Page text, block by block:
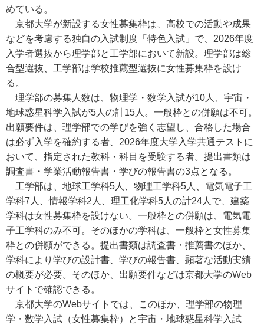
めている。
京都大学が新設する女性募集枠は、高校での活動や成果
などを考慮する独自の入試制度「特色入試」で、2026年度
入学者選抜から理学部と工学部において新設。理学部は総
合型選抜、工学部は学校推薦型選抜に女性募集枠を設け
る。
理学部の募集人数は、物理学・数学入試が10人、宇宙・
地球惑星科学入試が5人の計15人。一般枠との併願は不可。
出願要件は、理学部での学びを強く志望し、合格した場合
は必ず入学を確約する者、2026年度大学入学共通テストに
おいて、指定された教科・科目を受験する者。提出書類は
調査書・学業活動報告書・学びの報告書の3点となる。
工学部は、地球工学科5人、物理工学科5人、電気電子工
学科7人、情報学科2人、理工化学科5人の計24人で、建築
学科は女性募集枠を設けない。一般枠との併願は、電気電
子工学科のみ不可。そのほかの学科は、一般枠と女性募集
枠との併願ができる。提出書類は調査書・推薦書のほか、
学科により学びの設計書、学びの報告書、顕著な活動実績
の概要が必要。そのほか、出願要件などは京都大学のWeb
サイトで確認できる。
京都大学のWebサイトでは、このほか、理学部の物理
学・数学入試（女性募集枠）と宇宙・地球惑星科学入試